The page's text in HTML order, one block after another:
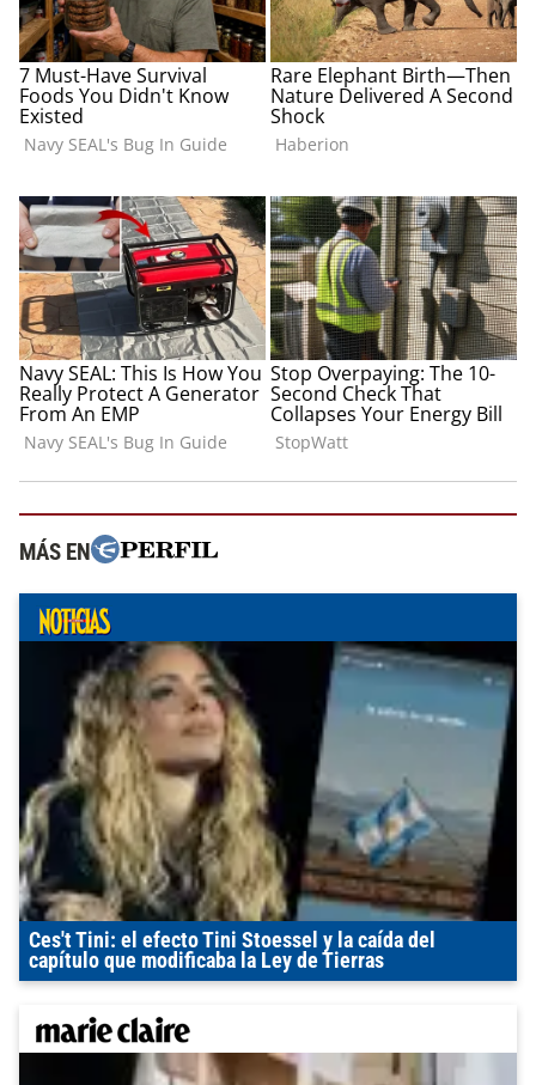
MÁS EN
Ces't Tini: el efecto Tini Stoessel y la caída del
capítulo que modificaba la Ley de Tierras